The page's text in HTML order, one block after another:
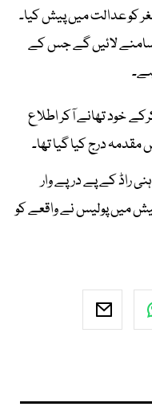
کو عدالت میں پیش کیا۔
سامنے لائیں گے جس کے
خود تھانے آکر اطلاع
مقدمہ درج کیا گیا تھا۔
راڈ کے پے درپے وار
میں پولیس نے واقعے کو